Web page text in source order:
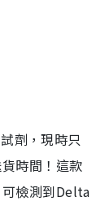
劑，現時只
時間！這款
檢測到Delta